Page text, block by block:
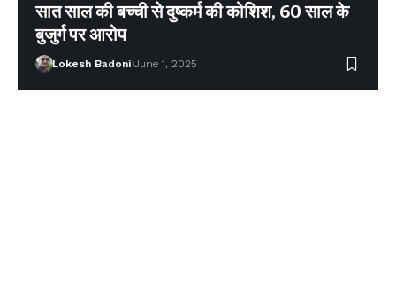
सात साल की बच्ची से दुष्कर्म की कोशिश, 60 साल के
बुजुर्ग पर आरोप
Lokesh Badoni June 1, 2025